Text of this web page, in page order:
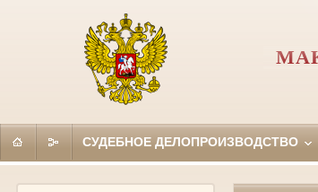
СУДЕБНОЕ ДЕЛОПРОИЗВОДСТВО